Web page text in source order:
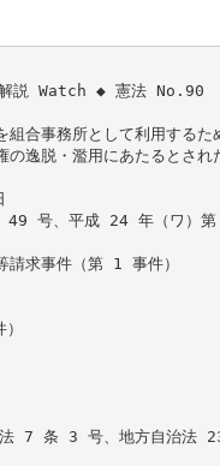
説 Watch ◆ 憲法 No.90
合事務所として利用するた
の逸脱・濫用にあたるとされ
号、平成 24 年（ワ）
求事件（第 1 事件）
法 7 条 3 号、地方自治